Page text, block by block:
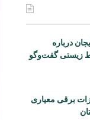
درباره
زیستی گفت‌وگو
برقی معیاری